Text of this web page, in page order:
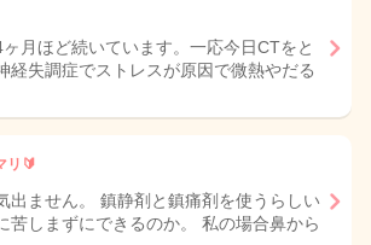
月ほど続いています。一応今日CTをと
経失調症でストレスが原因で微熱やだる
リ🔰
出ません。 鎮静剤と鎮痛剤を使うらしい
苦しまずにできるのか。 私の場合鼻から